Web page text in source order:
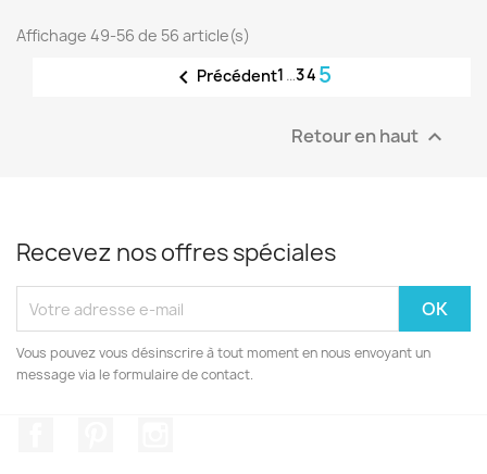
Affichage 49-56 de 56 article(s)
 Précédent1 …34 5
Retour en haut 
Recevez nos offres spéciales
Vous pouvez vous désinscrire à tout moment en nous envoyant un
message via le formulaire de contact.